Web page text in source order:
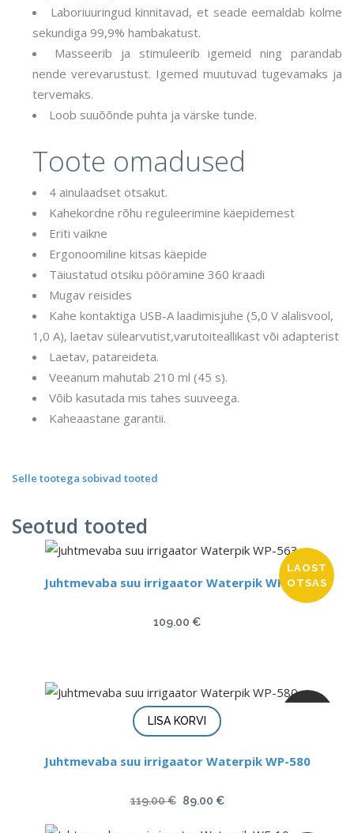
Laboriuuringud kinnitavad, et seade eemaldab kolme
sekundiga 99,9% hambakatust.
Masseerib ja stimuleerib igemeid ning parandab
nende verevarustust. Igemed muutuvad tugevamaks ja
tervemaks.
Loob suuõõnde puhta ja värske tunde.
Toote omadused
4 ainulaadset otsakut.
Kahekordne rõhu reguleerimine käepidemest
Eriti vaikne
Ergonoomiline kitsas käepide
Täiustatud otsiku pööramine 360 kraadi
Mugav reisides
Kahe kontaktiga USB-A laadimisjuhe (5,0 V alalisvool,
1,0 A), laetav sülearvutist,varutoiteallikast või adapterist
Laetav, patareideta.
Veeanum mahutab 210 ml (45 s).
Võib kasutada mis tahes suuveega.
Kaheaastane garantii.
Selle tootega sobivad tooted
Seotud tooted
LAOST
OTSAS
Juhtmevaba suu irrigaator Waterpik WP-563
109.00 €
LISA KORVI
Juhtmevaba suu irrigaator Waterpik WP-580
119.00€ Algne
89.00 €Current